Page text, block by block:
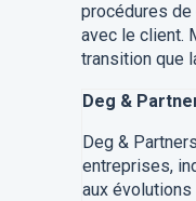
procédures de
avec le client.
transition que
Deg &
Deg &
entreprises,
aux